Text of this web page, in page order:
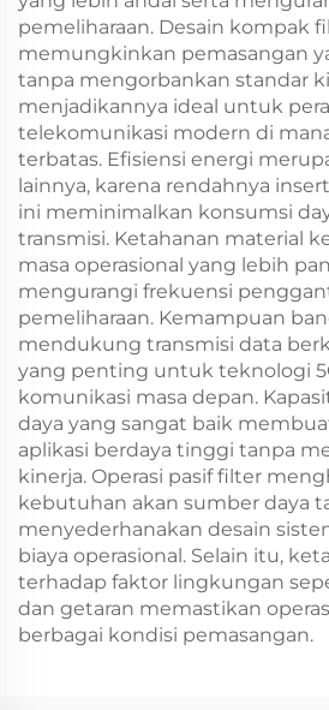
pemeliharaan. Desain kompak
memungkinkan pemasangan
tanpa mengorbankan standar
menjadikannya ideal untuk
telekomunikasi modern di
terbatas. Efisiensi energi
lainnya, karena rendahnya
ini meminimalkan konsumsi
transmisi. Ketahanan material
masa operasional yang lebih
mengurangi frekuensi
pemeliharaan. Kemampuan
mendukung transmisi data
yang penting untuk teknologi
komunikasi masa depan.
daya yang sangat baik
aplikasi berdaya tinggi tanpa
kinerja. Operasi pasif filter
kebutuhan akan sumber daya
menyederhanakan desain
biaya operasional. Selain itu,
terhadap faktor lingkungan
dan getaran memastikan
berbagai kondisi pemasangan.